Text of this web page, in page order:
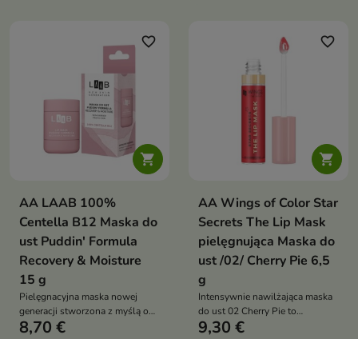
odżywienie, wygładzenie oraz
ochronę ust przed wysuszaniem,
pozostawiając je miękkie,
zadbane i subtelnie
rozświetlone

favorite_border
AA LAAB 100%
Centella B12 Maska do
ust Puddin' Formula
Recovery & Moisture
15 g
Pielęgnacyjna maska nowej
generacji stworzona z myślą o
ustach suchych, spierzchniętych
8,70 €

favorite_border
AA Wings of Color Star
Secrets The Lip Mask
pielęgnująca Maska do
ust /02/ Cherry Pie 6,5
g
Intensywnie nawilżająca maska
do ust 02 Cherry Pie to
pielęgnacyjna maska
9,30 €